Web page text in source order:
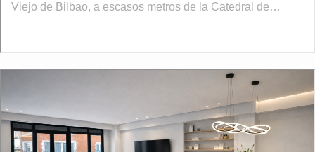
Viejo de Bilbao, a escasos metros de la Catedral de